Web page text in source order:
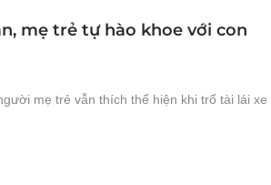
mẹ trẻ tự hào khoe với con
mẹ trẻ vẫn thích thể hiện khi trổ tài lái xe